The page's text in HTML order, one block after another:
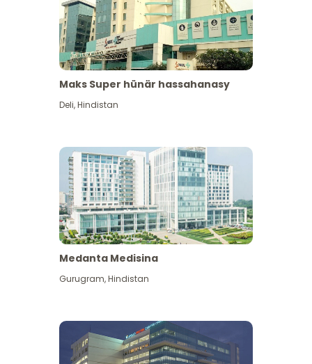
Maks Super hünär hassahanasy
Deli,Hindistan
Medanta Medisina
Gurugram,Hindistan